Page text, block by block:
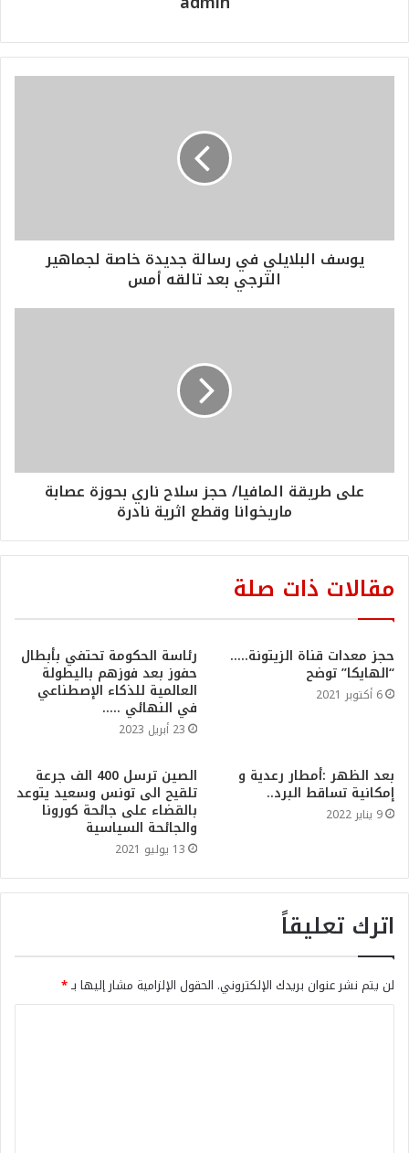
يوسف البلايلي في رسالة جديدة خاصة لجماهير
الترجي بعد تالقه أمس
على طريقة المافيا/ حجز سلاح ناري بحوزة عصابة
ماريخوانا وقطع اثرية نادرة
مقالات ذات صلة
حجز معدات قناة الزيتونة…..
“الهايكا” توضح
6 أكتوبر 2021
رئاسة الحكومة تحتفي بأبطال
حفوز بعد فوزهم باليطولة
العالمية للذكاء الإصطناعي
في النهائي …..
23 أبريل 2023
بعد الظهر :أمطار رعدية و
إمكانية تساقط البرد..
9 يناير 2022
الصين ترسل 400 الف جرعة
تلقيح الى تونس وسعيد يتوعد
بالقضاء على جائحة كورونا
والجائحة السياسية
13 يوليو 2021
اترك تعليقاً
لن يتم نشر عنوان بريدك الإلكتروني. الحقول الإلزامية مشار إليها بـ*